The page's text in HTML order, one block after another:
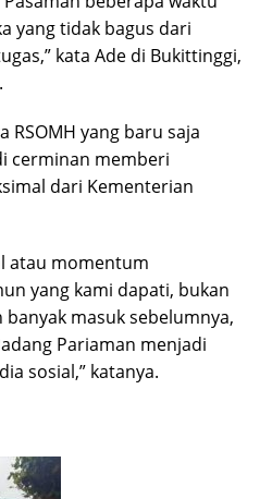
yang tidak bagus dari
kata Ade di Bukittinggi,
RSOMH yang baru saja
cerminan memberi
dari Kementerian
atau momentum
yang kami dapati, bukan
masuk sebelumnya,
Pariaman menjadi
sosial,” katanya.